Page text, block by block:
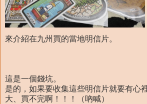
來介紹在九州買的當地明信片。
這是一個錢坑。
是的，如果要收集這些明信片就要有心
大、買不完啊！！！（吶喊）